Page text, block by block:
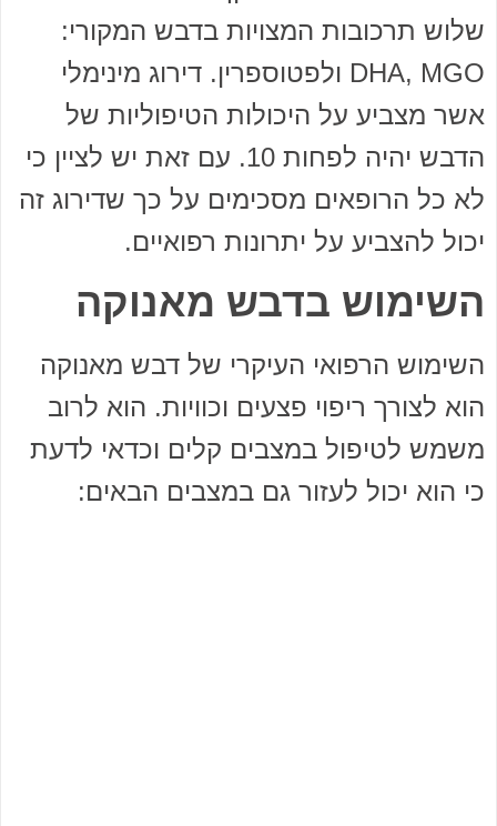
שלוש תרכובות המצויות בדבש המקורי:
DHA, MGO ולפטוספרין. דירוג מינימלי
אשר מצביע על היכולות הטיפוליות של
הדבש יהיה לפחות 10. עם זאת יש לציין כי
לא כל הרופאים מסכימים על כך שדירוג זה
יכול להצביע על יתרונות רפואיים.
השימוש בדבש מאנוקה
השימוש הרפואי העיקרי של דבש מאנוקה
הוא לצורך ריפוי פצעים וכוויות. הוא לרוב
משמש לטיפול במצבים קלים וכדאי לדעת
כי הוא יכול לעזור גם במצבים הבאים: